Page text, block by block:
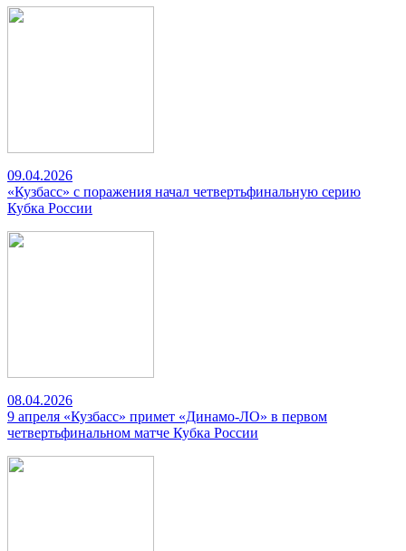
09.04.2026
«Кузбасс» с поражения начал четвертьфинальную серию
Кубка России
08.04.2026
9 апреля «Кузбасс» примет «Динамо-ЛО» в первом
четвертьфинальном матче Кубка России